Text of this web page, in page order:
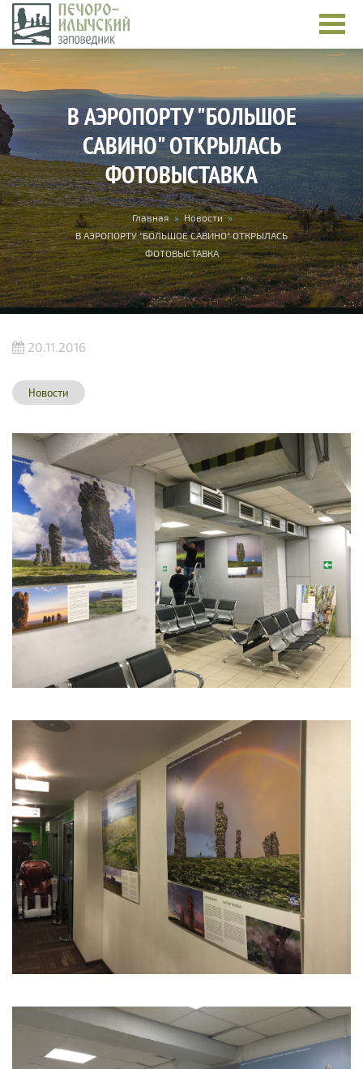
Перейти к основному содержанию
В АЭРОПОРТУ "БОЛЬШОЕ
САВИНО" ОТКРЫЛАСЬ
ФОТОВЫСТАВКА
Вы здесь Главная » Новости »
В АЭРОПОРТУ "БОЛЬШОЕ САВИНО" ОТКРЫЛАСЬ
ФОТОВЫСТАВКА
20.11.2016
Новости